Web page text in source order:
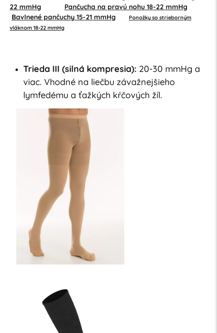
22 mmHg
Pančucha na pravú nohu 18-22 mmHg
Bavlnené pančuchy 15-21 mmHg
Ponožky so strieborným
vláknom 18-22 mmHg
Trieda III (silná kompresia): 20-30 mmHg a
viac. Vhodné na liečbu závažnejšieho
lymfedému a ťažkých kŕčových žíl.